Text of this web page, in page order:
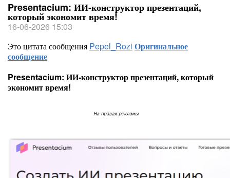
Presentacium: ИИ‑конструктор презентаций,
который экономит время!
16-06-2026 15:03
Это цитата сообщения Pepel_Rozi Оригинальное
сообщение
Presentacium: ИИ‑конструктор презентаций, который
экономит время!